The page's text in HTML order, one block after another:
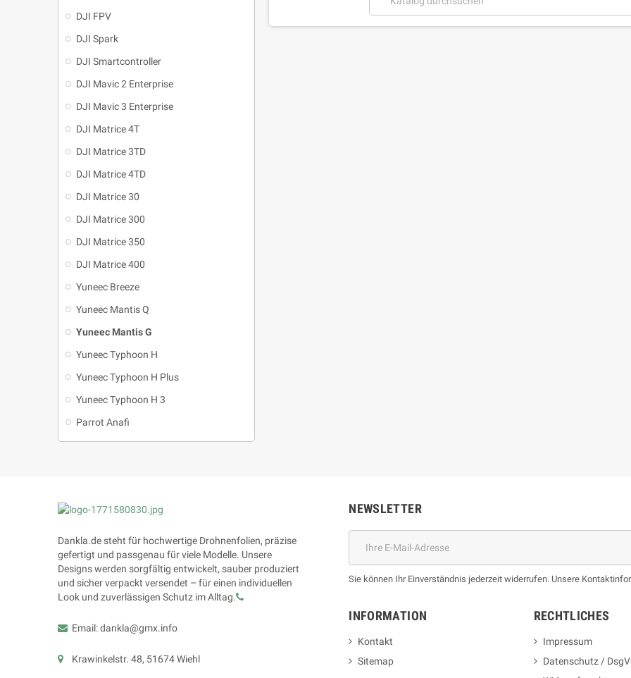
DJI FPV
DJI Spark
DJI Smartcontroller
DJI Mavic 2 Enterprise
DJI Mavic 3 Enterprise
DJI Matrice 4T
DJI Matrice 3TD
DJI Matrice 4TD
DJI Matrice 30
DJI Matrice 300
DJI Matrice 350
DJI Matrice 400
Yuneec Breeze
Yuneec Mantis Q
Yuneec Mantis G
Yuneec Typhoon H
Yuneec Typhoon H Plus
Yuneec Typhoon H 3
Parrot Anafi
Dankla.de steht für hochwertige Drohnenfolien, präzise
gefertigt und passgenau für viele Modelle. Unsere
Designs werden sorgfältig entwickelt, sauber produziert
und sicher verpackt versendet – für einen individuellen
Look und zuverlässigen Schutz im Alltag.
Email: dankla@gmx.info
Krawinkelstr. 48, 51674 Wiehl
NEWSLETTER
Sie können Ihr Einverständnis jederzeit widerrufen. Unsere
INFORMATION
Kontakt
Sitemap
RECHTLICHES
Impressum
Datenschutz /